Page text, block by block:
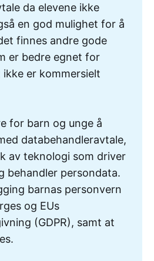
da elevene ikke
en god mulighet for å
finnes andre gode
er bedre egnet for
er kommersielt
for barn og unge å
databehandleravtale,
av teknologi som driver
behandler persondata.
barnas personvern
og EUs
(GDPR), samt at